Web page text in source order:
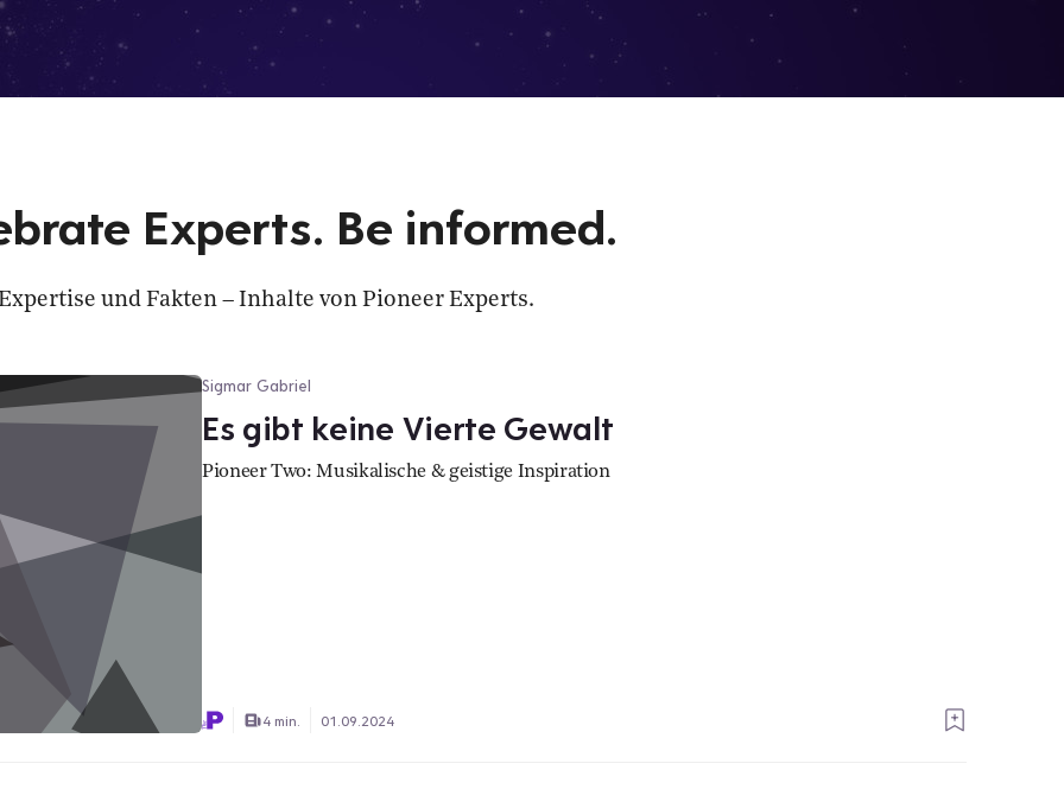
Experts. Be informed.
und Fakten – Inhalte von Pioneer Experts.
Sigmar Gabriel
Es gibt keine Vierte Gewalt
Pioneer Two: Musikalische & geistige Inspiration
4 min. 01.09.2024